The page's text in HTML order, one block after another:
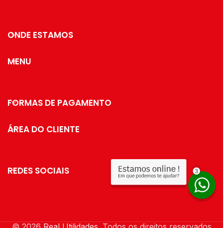
ONDE ESTAMOS
MENU
FORMAS DE PAGAMENTO
ÁREA DO CLIENTE
REDES SOCIAIS